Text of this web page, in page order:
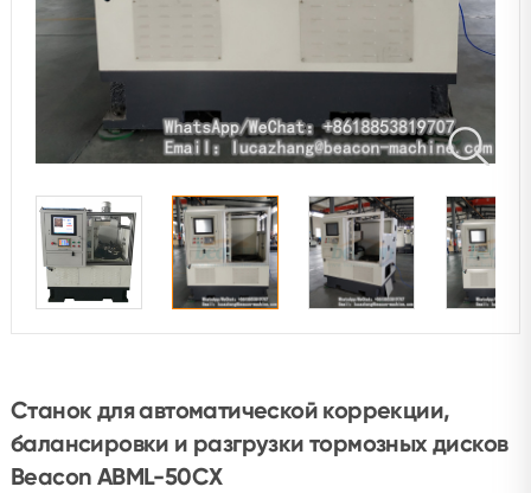
Станок для автоматической коррекции,
балансировки и разгрузки тормозных дисков
Beacon ABML-50CX